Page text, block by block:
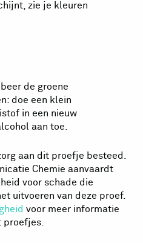
zie je kleuren
de groene
doe een klein
in een nieuw
aan toe.
aan dit proefje besteed.
Chemie aanvaardt
voor schade die
uitvoeren van deze proef.
voor meer informatie
proefjes.